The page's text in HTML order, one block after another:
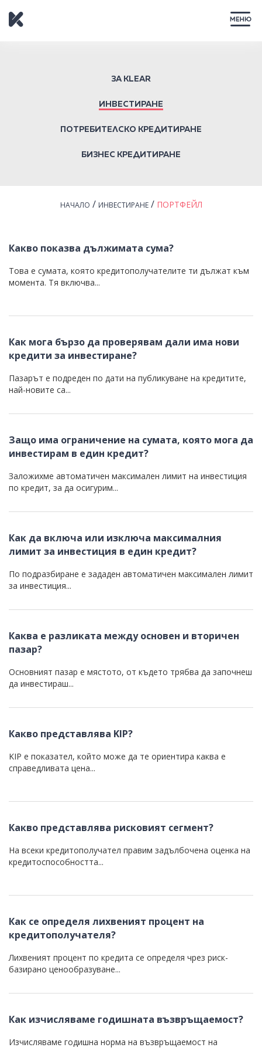
ЗА KLEAR
ИНВЕСТИРАНЕ
ПОТРЕБИТЕЛСКО КРЕДИТИРАНЕ
БИЗНЕС КРЕДИТИРАНЕ
НАЧАЛО / ИНВЕСТИРАНЕ/ ПОРТФЕЙЛ
Какво показва дължимата сума?
Това е сумата, която кредитополучателите ти дължат към
момента. Тя включва...
Как мога бързо да проверявам дали има нови
кредити за инвестиране?
Пазарът е подреден по дати на публикуване на кредитите,
най-новите са...
Защо има ограничение на сумата, която мога да
инвестирам в един кредит?
Заложихме автоматичен максимален лимит на инвестиция
по кредит, за да осигурим...
Как да включа или изключа максималния
лимит за инвестиция в един кредит?
По подразбиране е зададен автоматичен максимален лимит
за инвестиция...
Каква е разликата между основен и вторичен
пазар?
Основният пазар е мястото, от където трябва да започнеш
да инвестираш...
Какво представлява KIP?
KIP е показател, който може да те ориентира каква е
справедливата цена...
Какво представлява рисковият сегмент?
На всеки кредитополучател правим задълбочена оценка на
кредитоспособността...
Как се определя лихвеният процент на
кредитополучателя?
Лихвеният процент по кредита се определя чрез риск-
базирано ценообразуване...
Как изчисляваме годишната възвръщаемост?
Изчисляваме годишна норма на възвръщаемост на